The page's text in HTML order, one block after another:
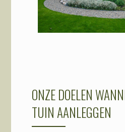
ONZE DOELEN
TUIN AANLEGGEN